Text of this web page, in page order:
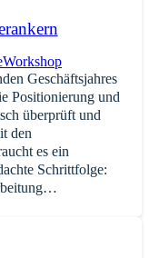
Workshop
Geschäftsjahres
Positionierung und
überprüft und
den
es ein
Schrittfolge: